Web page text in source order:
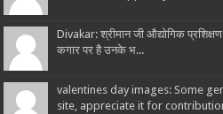
Divakar: श्रीमान जी औद्योगिक
कगार पर है उनके भ...
valentines day images: Some
site, appreciate it for